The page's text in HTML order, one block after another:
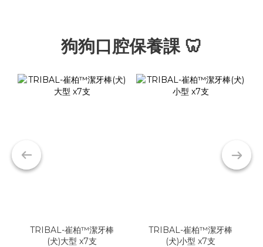
狗狗口腔保養課 🦷
TRIBAL-崔柏™潔牙棒
(犬)大型 x7支
TRIBAL-崔柏™潔牙棒
(犬)小型 x7支